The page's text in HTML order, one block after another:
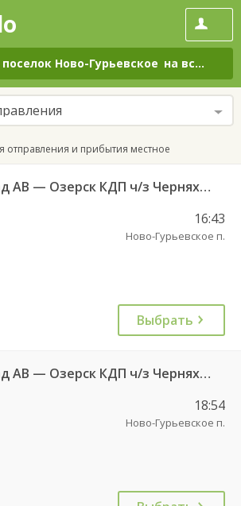
поселок Ново-Гурьевское на все дни
отправления и прибытия местное
566 Калининград АВ — Озерск КДП ч/з Черняховск АС
16:43
Ново-Гурьевское п.
Выбрать
566 Калининград АВ — Озерск КДП ч/з Черняховск АС
18:54
Ново-Гурьевское п.